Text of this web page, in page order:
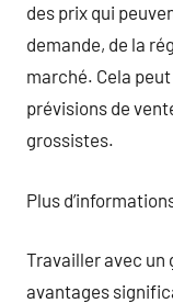
des prix qui
demande, de la
marché. Cela
prévisions de
grossistes.
Plus
Travailler avec un
avantages